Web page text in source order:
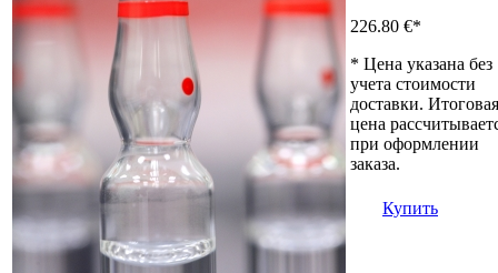
226.80 €*
* Цена указана без
учета стоимости
доставки. Итоговая
цена
при оформлении
заказа.
Купить